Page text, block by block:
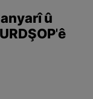
û